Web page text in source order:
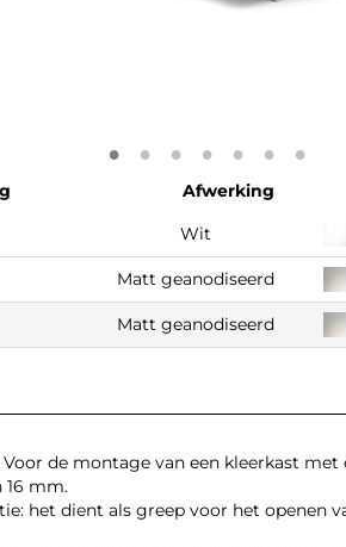
Afwerking
Wit
Matt geanodiseerd
Matt geanodiseerd
de montage van een kleerkast met
16 mm.
het dient als greep voor het openen